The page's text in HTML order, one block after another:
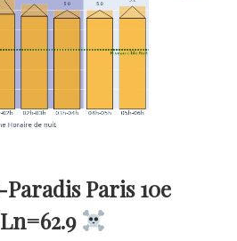
Paris 10e
Ln=62.9